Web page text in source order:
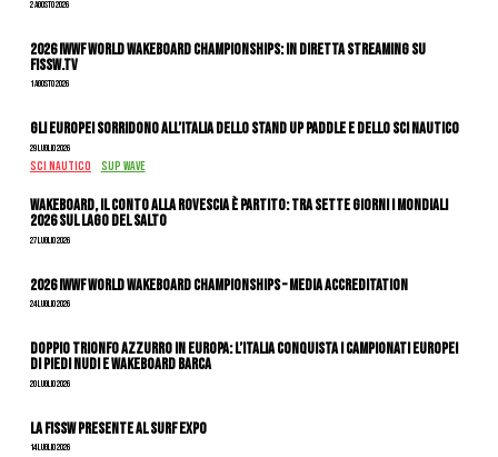
2 Agosto 2026
2026 IWWF WORLD WAKEBOARD CHAMPIONSHIPS: IN DIRETTA STREAMING SU
FISSW.TV
1 Agosto 2026
Gli Europei sorridono all’Italia dello stand up paddle e dello sci nautico
29 Luglio 2026
SCI NAUTICO SUP WAVE
Wakeboard, il conto alla rovescia è partito: tra sette giorni i Mondiali
2026 sul Lago del Salto
27 Luglio 2026
2026 IWWF WORLD WAKEBOARD CHAMPIONSHIPS – MEDIA ACCREDITATION
24 Luglio 2026
DOPPIO TRIONFO AZZURRO IN EUROPA: L’ITALIA CONQUISTA I CAMPIONATI EUROPEI
DI PIEDI NUDI E WAKEBOARD BARCA
20 Luglio 2026
La FISSW presente al Surf Expo
14 Luglio 2026